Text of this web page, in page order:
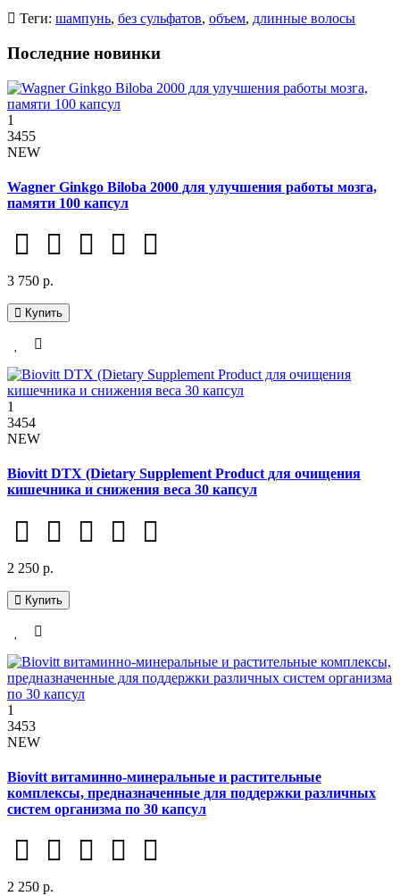
Теги: шампунь, без сульфатов, объем, длинные волосы
Последние новинки
1
3455
NEW
Wagner Ginkgo Biloba 2000 для улучшения работы мозга,
памяти 100 капсул
3 750 р.
Купить
1
3454
NEW
Biovitt DTX (Dietary Supplement Product для очищения
кишечника и снижения веса 30 капсул
2 250 р.
Купить
1
3453
NEW
Biovitt витаминно-минеральные и растительные
комплексы, предназначенные для поддержки различных
систем организма по 30 капсул
2 250 р.